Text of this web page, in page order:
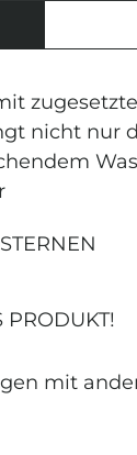
nicht nur
PRODUKT!
mit
und